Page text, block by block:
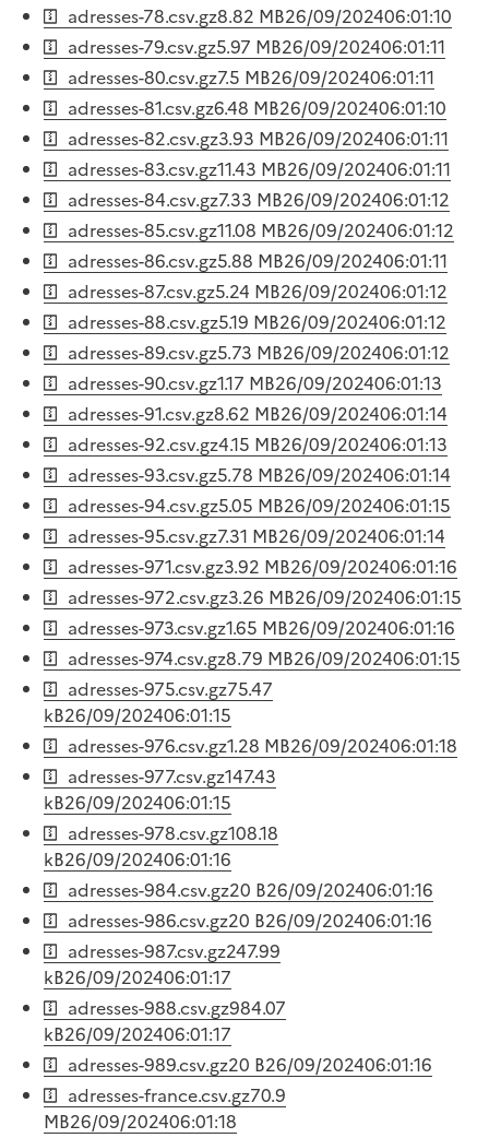
adresses-78.csv.gz8.82 MB26/09/202406:01:10
adresses-79.csv.gz5.97 MB26/09/202406:01:11
adresses-80.csv.gz7.5 MB26/09/202406:01:11
adresses-81.csv.gz6.48 MB26/09/202406:01:10
adresses-82.csv.gz3.93 MB26/09/202406:01:11
adresses-83.csv.gz11.43 MB26/09/202406:01:11
adresses-84.csv.gz7.33 MB26/09/202406:01:12
adresses-85.csv.gz11.08 MB26/09/202406:01:12
adresses-86.csv.gz5.88 MB26/09/202406:01:11
adresses-87.csv.gz5.24 MB26/09/202406:01:12
adresses-88.csv.gz5.19 MB26/09/202406:01:12
adresses-89.csv.gz5.73 MB26/09/202406:01:12
adresses-90.csv.gz1.17 MB26/09/202406:01:13
adresses-91.csv.gz8.62 MB26/09/202406:01:14
adresses-92.csv.gz4.15 MB26/09/202406:01:13
adresses-93.csv.gz5.78 MB26/09/202406:01:14
adresses-94.csv.gz5.05 MB26/09/202406:01:15
adresses-95.csv.gz7.31 MB26/09/202406:01:14
adresses-971.csv.gz3.92 MB26/09/202406:01:16
adresses-972.csv.gz3.26 MB26/09/202406:01:15
adresses-973.csv.gz1.65 MB26/09/202406:01:16
adresses-974.csv.gz8.79 MB26/09/202406:01:15
adresses-975.csv.gz75.47
kB26/09/202406:01:15
adresses-976.csv.gz1.28 MB26/09/202406:01:18
adresses-977.csv.gz147.43
kB26/09/202406:01:15
adresses-978.csv.gz108.18
kB26/09/202406:01:16
adresses-984.csv.gz20 B26/09/202406:01:16
adresses-986.csv.gz20 B26/09/202406:01:16
adresses-987.csv.gz247.99
kB26/09/202406:01:17
adresses-988.csv.gz984.07
kB26/09/202406:01:17
adresses-989.csv.gz20 B26/09/202406:01:16
adresses-france.csv.gz70.9
MB26/09/202406:01:18